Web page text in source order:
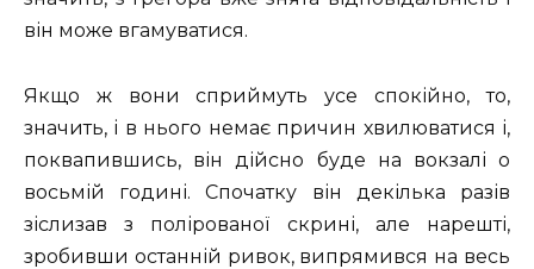
він може вгамуватися.
Якщо ж вони сприймуть усе спокійно, то,
значить, і в нього немає причин хвилюватися і,
поквапившись, він дійсно буде на вокзалі о
восьмій годині. Спочатку він декілька разів
зіслизав з полірованої скрині, але нарешті,
зробивши останній ривок, випрямився на весь